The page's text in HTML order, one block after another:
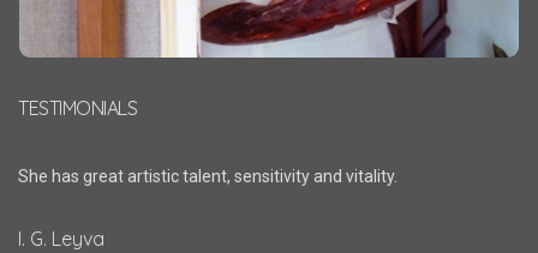
TESTIMONIALS
She has great artistic talent, sensitivity and vitality.
I. G. Leyva